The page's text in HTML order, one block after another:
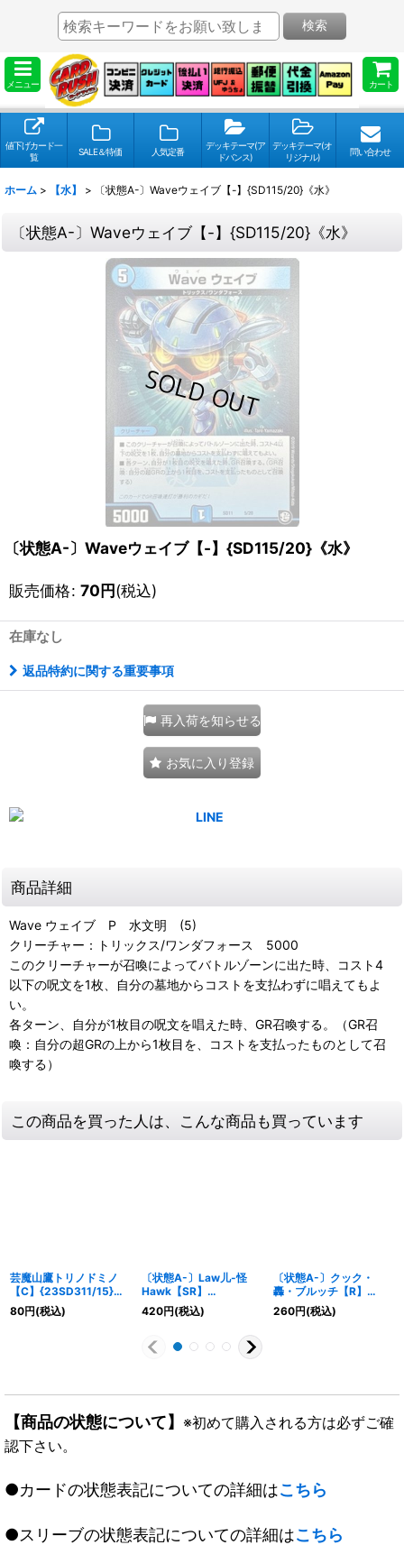
メニュー カート
検索
値下げカード一
覧
SALE＆特価 人気定番
デッキテーマ(ア
ドバンス)
デッキテーマ(オ
リジナル)
問い合わせ
ホーム > 【水】 > 〔状態A-〕Waveウェイブ【-】{SD115/20}《水》
〔状態A-〕Waveウェイブ【-】{SD115/20}《水》
〔状態A-〕Waveウェイブ【-】{SD115/20}《水》
販売価格: 70円(税込)
在庫なし
返品特約に関する重要事項
再入荷を知らせる
お気に入り登録
商品詳細
Wave ウェイブ P 水文明 (5)
クリーチャー：トリックス/ワンダフォース 5000
このクリーチャーが召喚によってバトルゾーンに出た時、コスト4
以下の呪文を1枚、自分の墓地からコストを支払わずに唱えてもよ
い。
各ターン、自分が1枚目の呪文を唱えた時、GR召喚する。（GR召
喚：自分の超GRの上から1枚目を、コストを支払ったものとして召
喚する）
この商品を買った人は、こんな商品も買っています
芸魔山鷹トリノドミノ
【C】{23SD311/15}
《多》
80円(税込)
〔状態A-〕Law儿-怪
Hawk【SR】
{22RP26B/10}《水》
420円(税込)
〔状態A-〕クック・
轟・ブルッチ【R】
{23RP114A/20}《火》
260円(税込)
【商品の状態について】 ※初めて購入される方は必ずご確
認下さい。
●カードの状態表記についての詳細はこちら
●スリーブの状態表記についての詳細はこちら